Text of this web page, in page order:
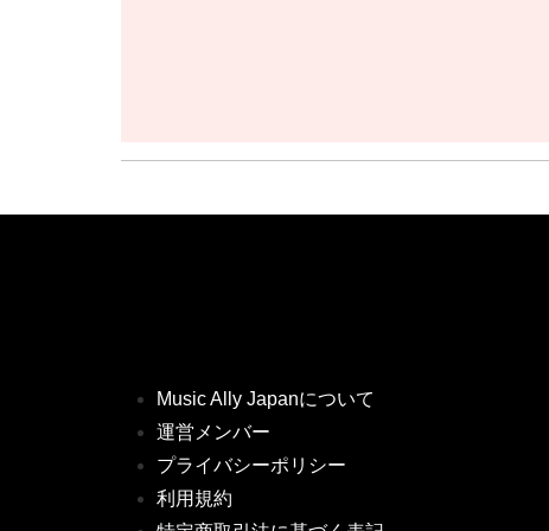
Music Ally Japanについて
運営メンバー
プライバシーポリシー
利用規約